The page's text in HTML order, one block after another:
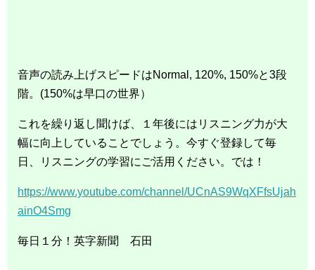
音声の読み上げスピードはNormal, 120%, 150%と3段
階。(150%は早口の世界）
これを繰り返し聞けば、１年後にはリスニング力が大
幅に向上していることでしょう。今すぐ登録して毎
日、リスニングの学習にご活用ください。では！
https://www.youtube.com/channel/UCnAS9WqXFfsUjah
ainO4Smg
毎日１分！英字新聞 石田